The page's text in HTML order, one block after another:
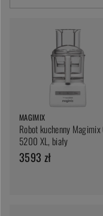
MAGIMIX
Robot kuchenny Magimix
5200 XL, biały
3593 zł